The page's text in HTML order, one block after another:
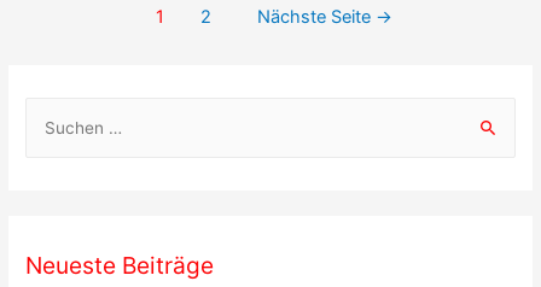
Beitragsnavigation
1 2 Nächste Seite →
n
Neueste Beiträge